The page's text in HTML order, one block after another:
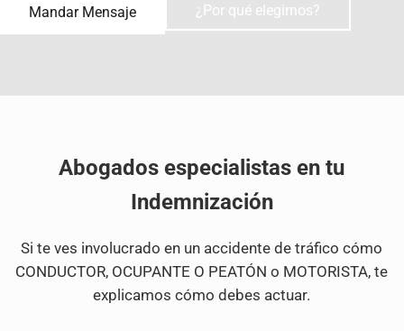
Mandar Mensaje ¿Por qué elegirnos?
Abogados especialistas en tu
Indemnización
Si te ves involucrado en un accidente de tráfico cómo
CONDUCTOR, OCUPANTE O PEATÓN o MOTORISTA, te
explicamos cómo debes actuar.